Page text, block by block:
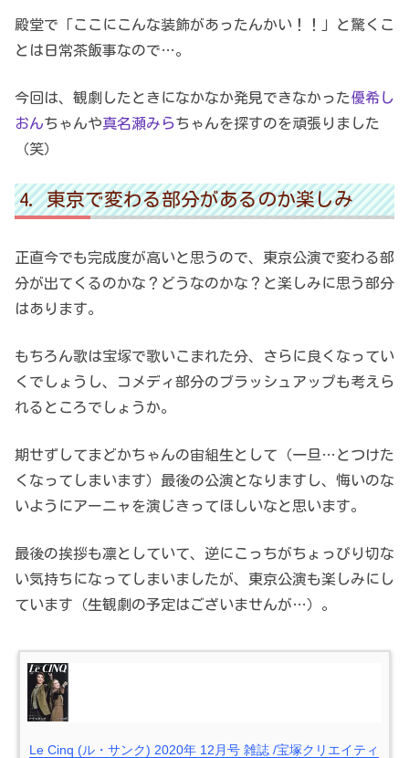
殿堂で「ここにこんな装飾があったんかい！！」と驚くこ
とは日常茶飯事なので…。
今回は、観劇したときになかなか発見できなかった優希し
おんちゃんや真名瀬みらちゃんを探すのを頑張りました
（笑）
東京で変わる部分があるのか楽しみ
正直今でも完成度が高いと思うので、東京公演で変わる部
分が出てくるのかな？どうなのかな？と楽しみに思う部分
はあります。
もちろん歌は宝塚で歌いこまれた分、さらに良くなってい
くでしょうし、コメディ部分のブラッシュアップも考えら
れるところでしょうか。
期せずしてまどかちゃんの宙組生として（一旦…とつけた
くなってしまいます）最後の公演となりますし、悔いのな
いようにアーニャを演じきってほしいなと思います。
最後の挨拶も凛としていて、逆にこっちがちょっぴり切な
い気持ちになってしまいましたが、東京公演も楽しみにし
ています（生観劇の予定はございませんが…）。
Le Cinq (ル・サンク) 2020年 12月号 雑誌 /宝塚クリエイティ